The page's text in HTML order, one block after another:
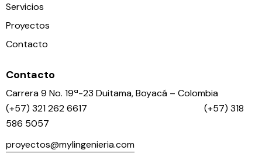
Servicios
Proyectos
Contacto
Contacto
Carrera 9 No. 19ª-23 Duitama, Boyacá – Colombia
(+57) 321 262 6617 (+57) 318
586 5057
proyectos@mylingenieria.com